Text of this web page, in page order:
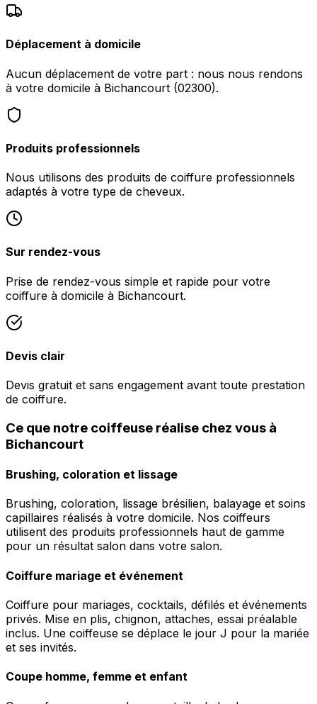
Déplacement à domicile
Aucun déplacement de votre part : nous nous rendons
à votre domicile à Bichancourt (02300).
Produits professionnels
Nous utilisons des produits de coiffure professionnels
adaptés à votre type de cheveux.
Sur rendez-vous
Prise de rendez-vous simple et rapide pour votre
coiffure à domicile à Bichancourt.
Devis clair
Devis gratuit et sans engagement avant toute prestation
de coiffure.
Ce que notre coiffeuse réalise chez vous à
Bichancourt
Brushing, coloration et lissage
Brushing, coloration, lissage brésilien, balayage et soins
capillaires réalisés à votre domicile. Nos coiffeurs
utilisent des produits professionnels haut de gamme
pour un résultat salon dans votre salon.
Coiffure mariage et événement
Coiffure pour mariages, cocktails, défilés et événements
privés. Mise en plis, chignon, attaches, essai préalable
inclus. Une coiffeuse se déplace le jour J pour la mariée
et ses invités.
Coupe homme, femme et enfant